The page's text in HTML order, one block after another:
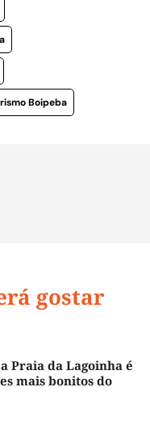
Boipeba
gostar
Praia da Lagoinha é
mais bonitos do